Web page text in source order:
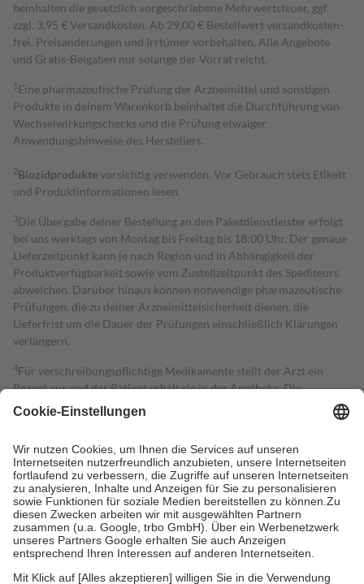
beinhalten die gesetzlich vorgeschriebene Mehrwertsteuer, ggf.
zzgl. 3,95 € Versandkosten. Ab 29,00 € Bestell­wert versand­kosten­
frei. Preisänderungen und Irrtümer vorbehalten. Alle Angebote
und Gratis-Beigaben nur solange der Vorrat reicht.
1 Eine pharmazeutische Prüfung der Arzneimittel und sonstigen
Produkte in deinem Warenkorb beinhaltet die Durchführung von
Wechselwirkungschecks und die Prüfung etwaiger
Anwendungshinweise des Herstellers.
2Biozidproduktevorsichtig verwenden. Vor Gebrauch stets Etikett
und Produktinformationen lesen.
3Die Übergabe deiner Bestellung an den Paketdienstleister erfolgt
bei uns werktags von Montag bis Freitag bis 18:00 Uhr. Der genaue
Lieferzeitpunkt kann je nach Region und in Abhängigkeit der
Produktverfügbarkeit sowie vom Zustellzeitpunkt des Spediteurs
abweichen. Darüber hinaus können notwendige pharmazeutische
Prüfungen, die zu deiner Arzneimittelsicherheit dienen, die
Lieferfrist um die Dauer der Prüfungen einschließlich Klärungen
verlängern.
4Für verschreibungspflichtige Medikamente stellt der Arzt ein
Rezept aus und der Patient erhält sie in der Apotheke. Die
gesetzliche Krankenversicherung übernimmt in der Regel die
Kosten dafür, der Versicherte trägt einen Teil davon als Zuzahlung
Grundsätzlich leisten Mitglieder Zuzahlungen in Höhe von zehn
Prozent des Abgabepreises,mindestens jedochfünf Euround
höchstens zehn Euro.Es sind jedoch nie mehr als die tatsächlichen
Kosten der Leistung zu entrichten.
Diese Regeln gelten grundsätzlich auch für Online-Apotheken.
Bei Heilmitteln und häuslicher Krankenpflege beträgt die
Zuzahlung zehn Prozent der Kosten sowie zehn Euro je
Verordnung.